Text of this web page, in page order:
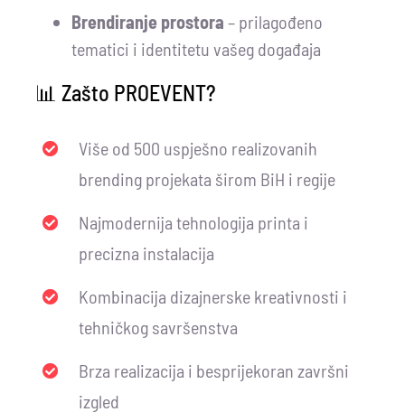
Brendiranje prostora – prilagođeno
tematici i identitetu vašeg događaja
📊 Zašto PROEVENT?
Više od 500 uspješno realizovanih
brending projekata širom BiH i regije
Najmodernija tehnologija printa i
precizna instalacija
Kombinacija dizajnerske kreativnosti i
tehničkog savršenstva
Brza realizacija i besprijekoran završni
izgled